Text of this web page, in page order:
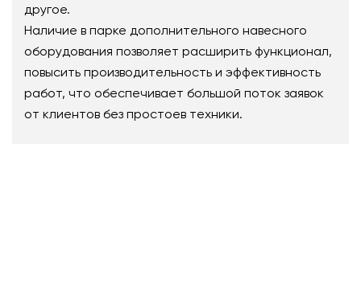
другое.
Наличие в парке дополнительного навесного
оборудования позволяет расширить функционал,
повысить производительность и эффективность
работ, что обеспечивает большой поток заявок
от клиентов без простоев техники.